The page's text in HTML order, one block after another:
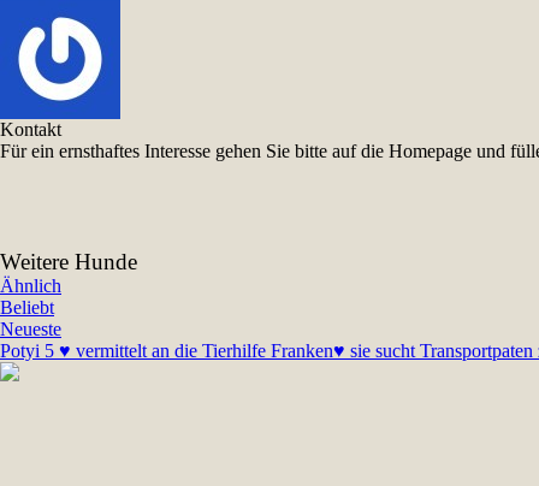
Kontakt
Für ein ernsthaftes Interesse gehen Sie bitte auf die Homepage und
Weitere Hunde
Ähnlich
Beliebt
Neueste
Potyi 5 ♥ vermittelt an die Tierhilfe Franken♥ sie sucht Transportpaten